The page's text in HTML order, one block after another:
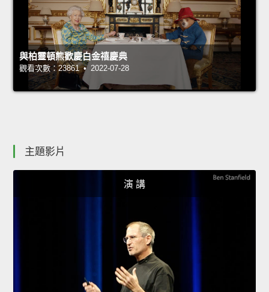
與柏靈頓熊歡慶白金禧慶典
觀看次數：23861 • 2022-07-28
主題影片
演 講